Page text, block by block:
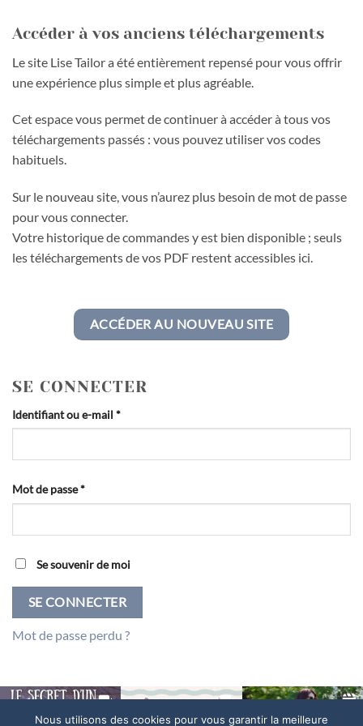
Accéder à vos anciens téléchargements
Le site Lise Tailor a été entièrement repensé pour vous offrir
une expérience plus simple et plus agréable.
Cet espace vous permet de continuer à accéder à tous vos
téléchargements passés : vous pouvez utiliser vos codes
habituels.
Sur le nouveau site, vous n’aurez plus besoin de mot de passe
pour vous connecter.
Votre historique de commandes y est bien disponible ; seuls
les téléchargements de vos PDF restent accessibles ici.
ACCÉDER AU NOUVEAU SITE
SE CONNECTER
Identifiant ou e-mail *Obligatoire
Mot de passe*Obligatoire
Se souvenir de moi
SE CONNECTER
Mot de passe perdu ?
Nous utilisons des cookies pour vous garantir la meilleure